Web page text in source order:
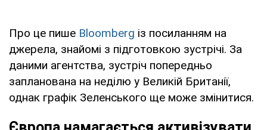
Про це пише Bloomberg із посиланням на
джерела, знайомі з підготовкою зустрічі. За
даними агентства, зустріч попередньо
запланована на неділю у Великій Британії,
однак графік Зеленського ще може змінитися.